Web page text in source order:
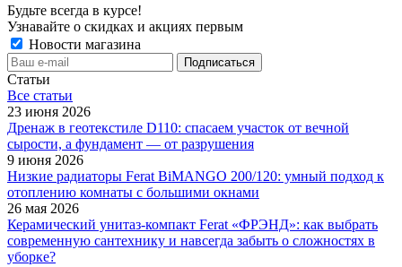
Будьте всегда в курсе!
Узнавайте о скидках и акциях первым
Новости магазина
Статьи
Все cтатьи
23 июня 2026
Дренаж в геотекстиле D110: спасаем участок от вечной
сырости, а фундамент — от разрушения
9 июня 2026
Низкие радиаторы Ferat BiMANGO 200/120: умный подход к
отоплению комнаты с большими окнами
26 мая 2026
Керамический унитаз-компакт Ferat «ФРЭНД»: как выбрать
современную сантехнику и навсегда забыть о сложностях в
уборке?